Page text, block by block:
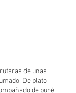
de unas
De plato
de puré